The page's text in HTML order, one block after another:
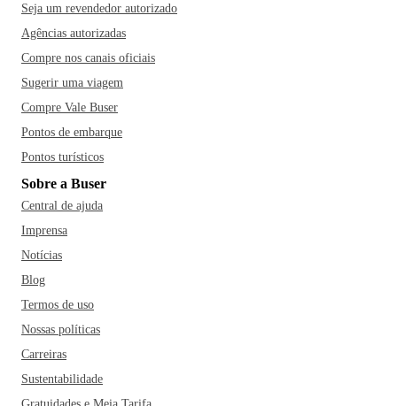
Seja um revendedor autorizado
Agências autorizadas
Compre nos canais oficiais
Sugerir uma viagem
Compre Vale Buser
Pontos de embarque
Pontos turísticos
Sobre a Buser
Central de ajuda
Imprensa
Notícias
Blog
Termos de uso
Nossas políticas
Carreiras
Sustentabilidade